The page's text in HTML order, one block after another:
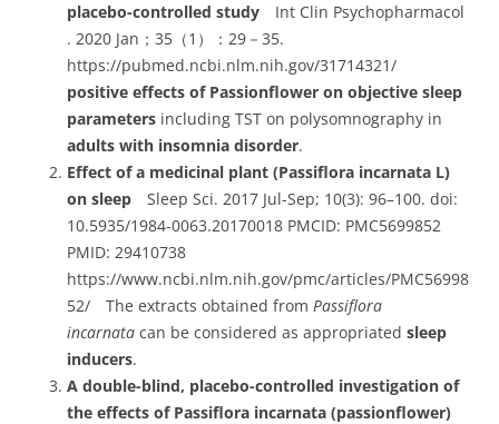
placebo-controlled study Int Clin Psychopharmacol
. 2020 Jan；35（1）：29－35.
https://pubmed.ncbi.nlm.nih.gov/31714321/
positive effects of Passionflower on objective sleep
parameters including TST on polysomnography in
adults with insomnia disorder.
Effect of a medicinal plant (Passiflora incarnata L)
on sleep Sleep Sci. 2017 Jul-Sep; 10(3): 96–100. doi:
10.5935/1984-0063.20170018 PMCID: PMC5699852
PMID: 29410738
https://www.ncbi.nlm.nih.gov/pmc/articles/PMC56998
52/ The extracts obtained from Passiflora
incarnata can be considered as appropriated sleep
inducers.
A double-blind, placebo-controlled investigation of
the effects of Passiflora incarnata (passionflower)